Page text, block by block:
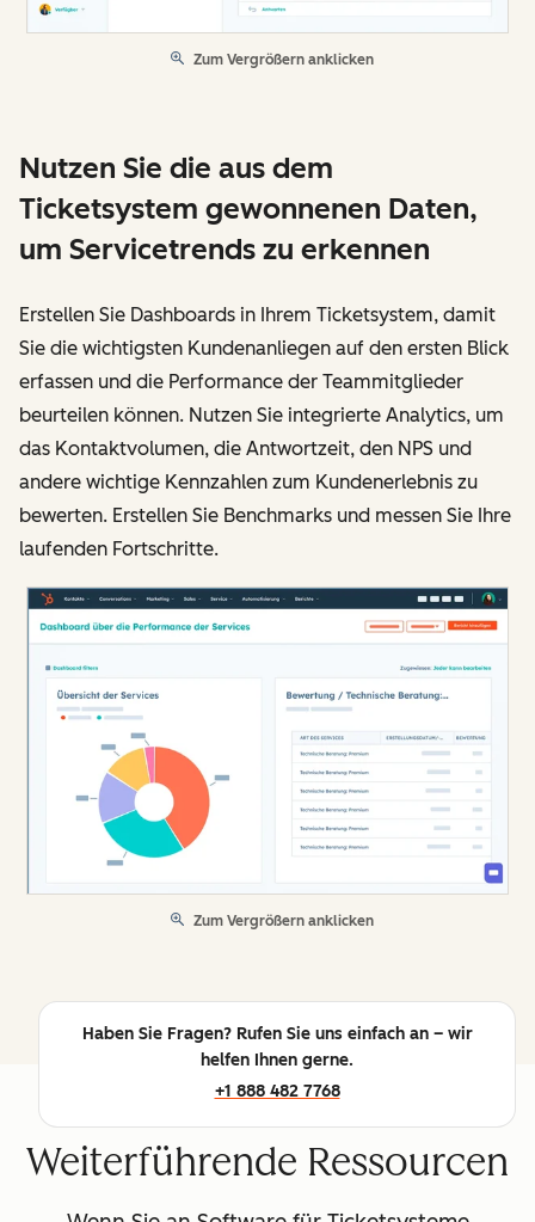
Zum Vergrößern anklicken
Nutzen Sie die aus dem
Ticketsystem gewonnenen Daten,
um Servicetrends zu erkennen
Erstellen Sie Dashboards in Ihrem Ticketsystem, damit
Sie die wichtigsten Kundenanliegen auf den ersten Blick
erfassen und die Performance der Teammitglieder
beurteilen können. Nutzen Sie integrierte Analytics, um
das Kontaktvolumen, die Antwortzeit, den NPS und
andere wichtige Kennzahlen zum Kundenerlebnis zu
bewerten. Erstellen Sie Benchmarks und messen Sie Ihre
laufenden Fortschritte.
Zum Vergrößern anklicken
Haben Sie Fragen? Rufen Sie uns einfach an – wir
helfen Ihnen gerne.
+1 888 482 7768
Weiterführende Ressourcen